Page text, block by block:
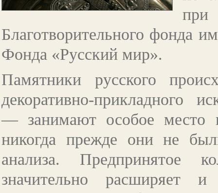
Благотворительного фонда
Фонда «Русский мир».
Памятники русского
декоративно-прикладного
—занимают особое место
никогда прежде они не
анализа. Предпринятое
значительно расширяет и